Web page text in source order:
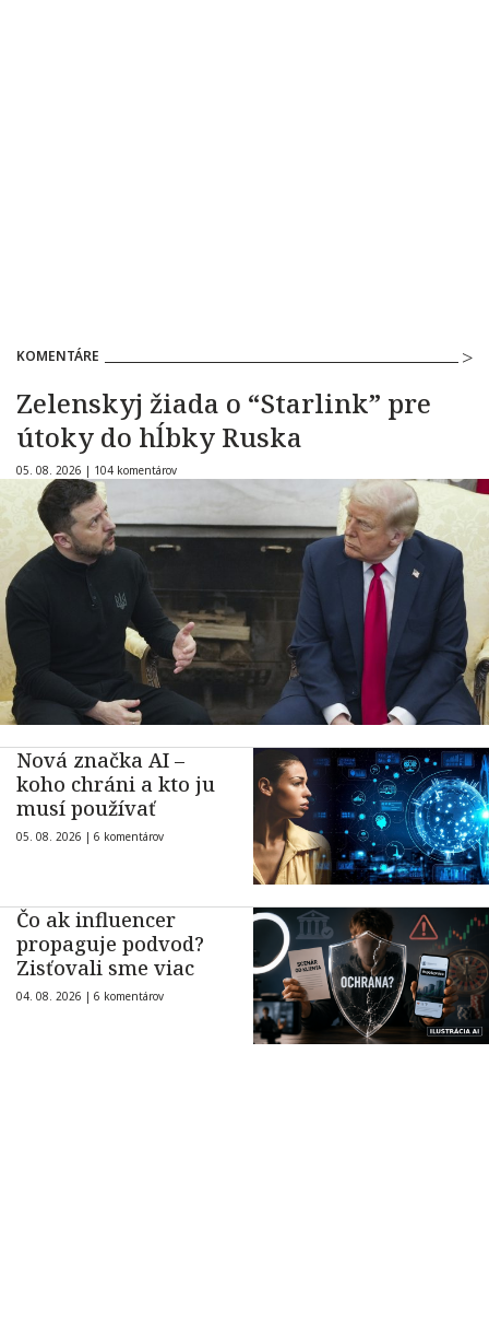
KOMENTÁRE
Zelenskyj žiada o “Starlink” pre
útoky do hĺbky Ruska
05. 08. 2026 | 104 komentárov
Nová značka AI –
koho chráni a kto ju
musí používať
05. 08. 2026 | 6 komentárov
Čo ak influencer
propaguje podvod?
Zisťovali sme viac
04. 08. 2026 | 6 komentárov